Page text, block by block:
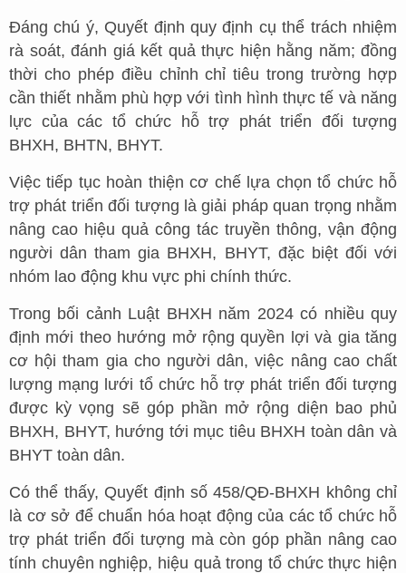
Đáng chú ý, Quyết định quy định cụ thể trách nhiệm
rà soát, đánh giá kết quả thực hiện hằng năm; đồng
thời cho phép điều chỉnh chỉ tiêu trong trường hợp
cần thiết nhằm phù hợp với tình hình thực tế và năng
lực của các tổ chức hỗ trợ phát triển đối tượng
BHXH, BHTN, BHYT.
Việc tiếp tục hoàn thiện cơ chế lựa chọn tổ chức hỗ
trợ phát triển đối tượng là giải pháp quan trọng nhằm
nâng cao hiệu quả công tác truyền thông, vận động
người dân tham gia BHXH, BHYT, đặc biệt đối với
nhóm lao động khu vực phi chính thức.
Trong bối cảnh Luật BHXH năm 2024 có nhiều quy
định mới theo hướng mở rộng quyền lợi và gia tăng
cơ hội tham gia cho người dân, việc nâng cao chất
lượng mạng lưới tổ chức hỗ trợ phát triển đối tượng
được kỳ vọng sẽ góp phần mở rộng diện bao phủ
BHXH, BHYT, hướng tới mục tiêu BHXH toàn dân và
BHYT toàn dân.
Có thể thấy, Quyết định số 458/QĐ-BHXH không chỉ
là cơ sở để chuẩn hóa hoạt động của các tổ chức hỗ
trợ phát triển đối tượng mà còn góp phần nâng cao
tính chuyên nghiệp, hiệu quả trong tổ chức thực hiện